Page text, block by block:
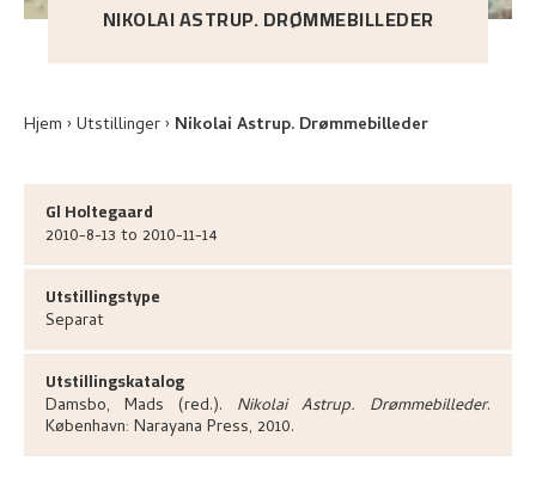
NIKOLAI ASTRUP. DRØMMEBILLEDER
Hjem Utstillinger Nikolai Astrup. Drømmebilleder
Gl Holtegaard
2010-8-13 to 2010-11-14
Utstillingstype
Separat
Utstillingskatalog
Damsbo, Mads (red.). Nikolai Astrup. Drømmebilleder.
København: Narayana Press, 2010.